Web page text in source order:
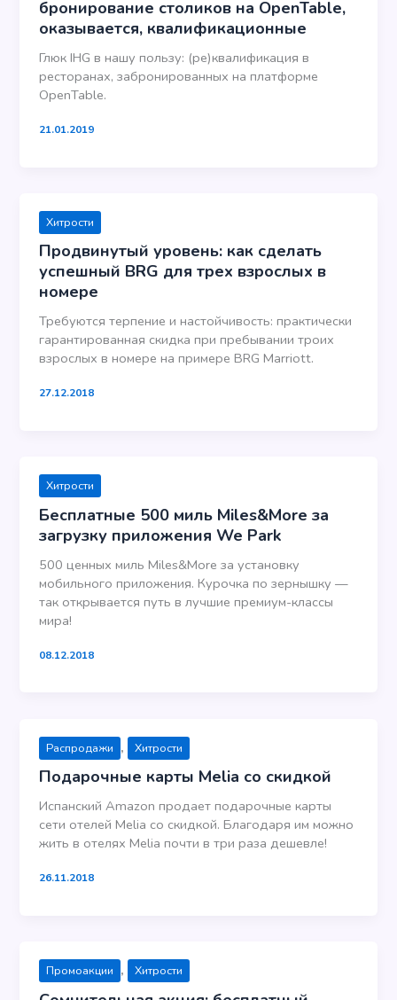
бронирование столиков на OpenTable,
оказывается, квалификационные
Глюк IHG в нашу пользу: (ре)квалификация в
ресторанах, забронированных на платформе
OpenTable.
21.01.2019
Хитрости
Продвинутый уровень: как сделать
успешный BRG для трех взрослых в
номере
Требуются терпение и настойчивость: практически
гарантированная скидка при пребывании троих
взрослых в номере на примере BRG Marriott.
27.12.2018
Хитрости
Бесплатные 500 миль Miles&More за
загрузку приложения We Park
500 ценных миль Miles&More за установку
мобильного приложения. Курочка по зернышку —
так открывается путь в лучшие премиум-классы
мира!
08.12.2018
Распродажи , Хитрости
Подарочные карты Melia со скидкой
Испанский Amazon продает подарочные карты
сети отелей Melia cо скидкой. Благодаря им можно
жить в отелях Melia почти в три раза дешевле!
26.11.2018
Промоакции , Хитрости